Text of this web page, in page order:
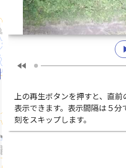
fast_rewind
上の再生ボタンを押すと、直
表示できます。表示間隔は５
刻をスキップします。